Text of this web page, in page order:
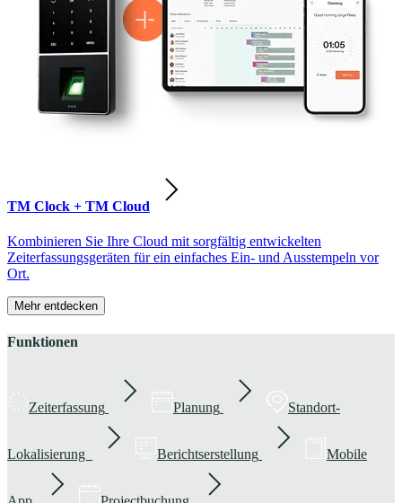
TM Clock + TM Cloud
Kombinieren Sie Ihre Cloud mit sorgfältig entwickelten
Zeiterfassungsgeräten für ein einfaches Ein- und Ausstempeln vor
Ort.
Mehr entdecken
Funktionen
Zeiterfassung Planung Standort-
Lokalisierung Berichtserstellung Mobile